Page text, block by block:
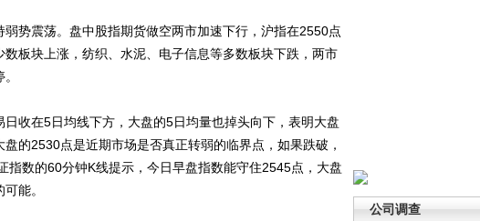
公司调查
震荡。盘中股指期货做空两市加速下行，沪指在2550点
板块上涨，纺织、水泥、电子信息等多数板块下跌，两市
在5日均线下方，大盘的5日均量也掉头向下，表明大盘
的2530点是近期市场是否真正转弱的临界点，如果跌破，
指数的60分钟K线提示，今日早盘指数能守住2545点，大盘
能。